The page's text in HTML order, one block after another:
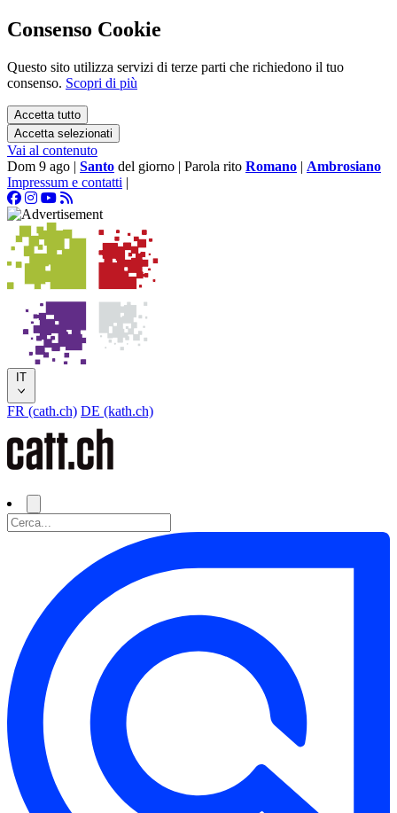
Consenso Cookie
Questo sito utilizza servizi di terze parti che richiedono il tuo
consenso. Scopri di più
Accetta tutto
Accetta selezionati
Vai al contenuto
Dom 9 ago | Santo del giorno | Parola rito Romano | Ambrosiano
Impressum e contatti |
IT
FR (cath.ch) DE (kath.ch)